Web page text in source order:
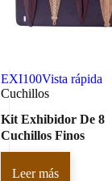
EXI100Vista rápida
Cuchillos
Kit Exhibidor De 8
Cuchillos Finos
Leer más